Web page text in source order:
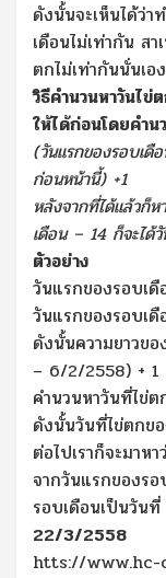
ดังนั้นจะเห็นได้ว่
เดือนไม่เท่ากัน ส
ตกไม่เท่ากันนั่นเอง
วิธีคำนวนหาวันไข่
ให้ได้ก่อนโดยคำน
(วันแรกของรอบเดื
ก่อนหน้านี้) +1
หลังจากที่ได้แล้วก็
เดือน – 14 ก็จะได้
ตัวอย่าง
วันแรกของรอบเ
วันแรกของรอบเ
ดังนั้นความยาวข
– 6/2/2558) + 1
คำนวนหาวันที่ไข่
ดังนั้นวันที่ไข่ตกข
ต่อไปเราก็จะมาห
จากวันแรกของรอ
รอบเดือนเป็นวันที่
22/3/2558
htts://www.hc-